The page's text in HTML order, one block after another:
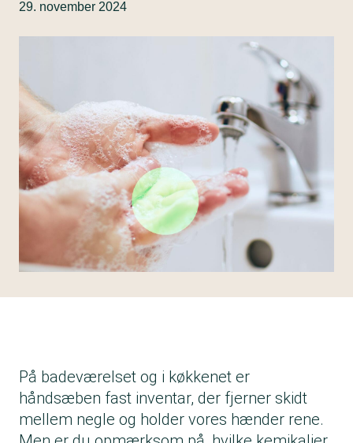
29. november 2024
På badeværelset og i køkkenet er
håndsæben fast inventar, der fjerner skidt
mellem negle og holder vores hænder rene.